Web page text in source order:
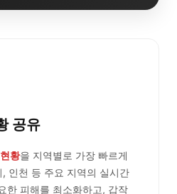
공유
황을 지역별로 가장 빠르게
인천 등 주요 지역의 실시간
한 피해를 최소화하고, 갑작